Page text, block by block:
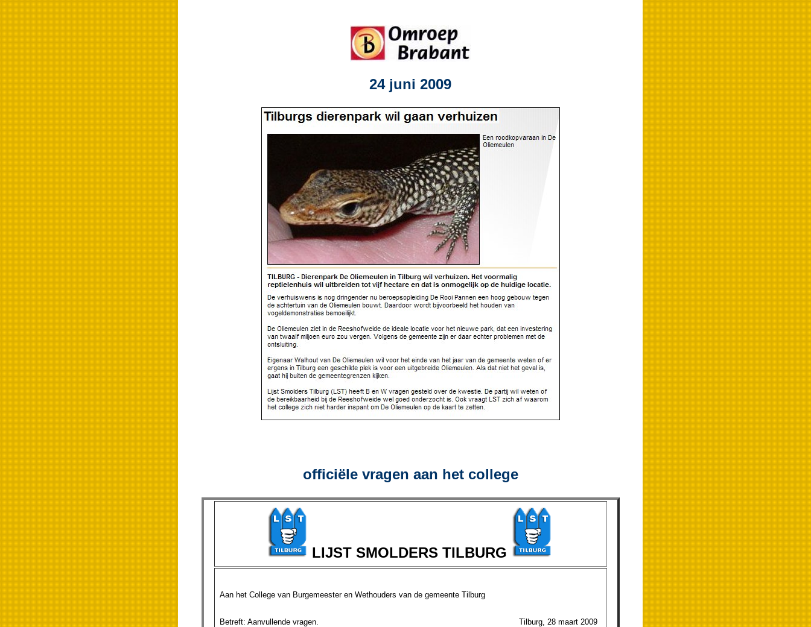
24 juni 2009
officiële vragen aan het college
LIJST SMOLDERS TILBURG
Aan het College van Burgemeester en Wethouders van de gemeente Tilburg
Betreft: Aanvullende vragen. Tilburg, 28 maart 2009